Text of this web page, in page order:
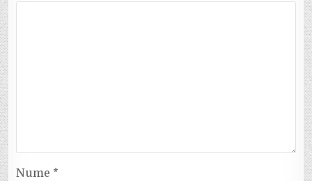
Nume *